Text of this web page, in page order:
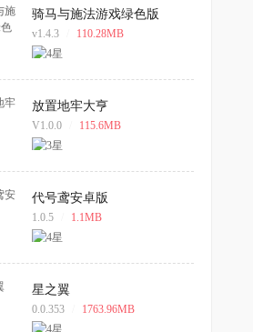
骑马与施法游戏绿色版
v1.4.3 110.28MB
放置地牢大亨
V1.0.0 115.6MB
代号鸢安卓版
1.0.5 1.1MB
星之翼
0.0.353 1763.96MB